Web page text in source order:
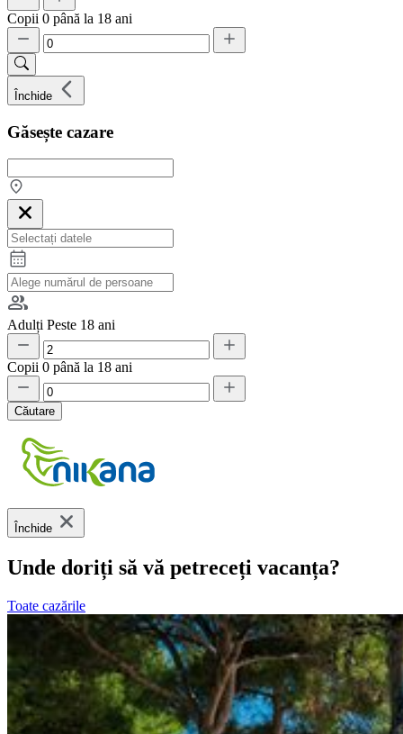
Copii 0 până la 18 ani
Închide
Găsește cazare
Adulți Peste 18 ani
Copii 0 până la 18 ani
Căutare
Închide
Unde doriți să vă petreceți vacanța?
Toate cazările